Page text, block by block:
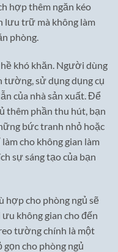
hợp thêm ngăn kéo
lưu trữ mà không làm
phòng.
khó khăn. Người dùng
tường, sử dụng dụng cụ
của nhà sản xuất. Để
thêm phần thu hút, bạn
bức tranh nhỏ hoặc
cho không gian làm
sự sáng tạo của bạn
hợp cho phòng ngủ sẽ
không gian cho đến
tường chính là một
cho phòng ngủ